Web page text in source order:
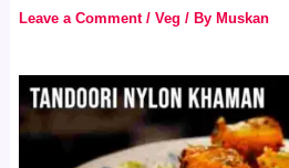
Leave a Comment /Veg / By Muskan